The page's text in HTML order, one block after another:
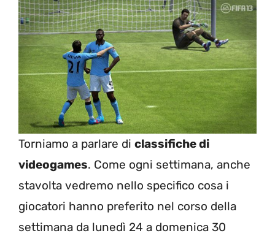
Torniamo a parlare di classifiche di
videogames. Come ogni settimana, anche
stavolta vedremo nello specifico cosa i
giocatori hanno preferito nel corso della
settimana da lunedì 24 a domenica 30